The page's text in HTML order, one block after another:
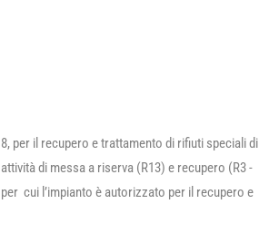
per il recupero e trattamento di rifiuti speciali di
di messa a riserva (R13) e recupero (R3 -
cui l’impianto è autorizzato per il recupero e